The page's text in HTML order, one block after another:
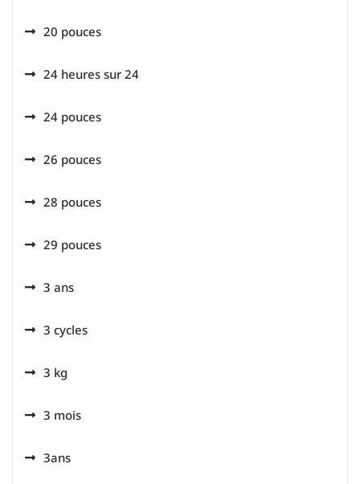
20 pouces
24 heures sur 24
24 pouces
26 pouces
28 pouces
29 pouces
3 ans
3 cycles
3 kg
3 mois
3ans